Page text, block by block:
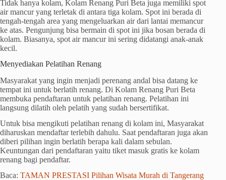
Tidak hanya kolam, Kolam Renang Puri Beta juga memiliki spot
air mancur yang terletak di antara tiga kolam. Spot ini berada di
tengah-tengah area yang mengeluarkan air dari lantai memancur
ke atas. Pengunjung bisa bermain di spot ini jika bosan berada di
kolam. Biasanya, spot air mancur ini sering didatangi anak-anak
kecil.
Menyediakan Pelatihan Renang
Masyarakat yang ingin menjadi perenang andal bisa datang ke
tempat ini untuk berlatih renang. Di Kolam Renang Puri Beta
membuka pendaftaran untuk pelatihan renang. Pelatihan ini
langsung dilatih oleh pelatih yang sudah bersertifikat.
Untuk bisa mengikuti pelatihan renang di kolam ini, Masyarakat
diharuskan mendaftar terlebih dahulu. Saat pendaftaran juga akan
diberi pilihan ingin berlatih berapa kali dalam sebulan.
Keuntungan dari pendaftaran yaitu tiket masuk gratis ke kolam
renang bagi pendaftar.
Baca: TAMAN PRESTASI Pilihan Wisata Murah di Tangerang